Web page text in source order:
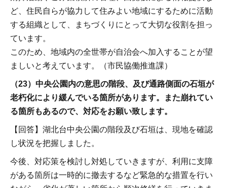
ど、住民自らが協力して住みよい地域にするために活動
する組織として、まちづくりにとって大切な役割を担っ
ています。
このため、地域内の全世帯が自治会へ加入することが望
ましいと考えています。（市民協働推進課）
（23）中央公園内の意思の階段、及び通路側面の石垣が
老朽化により緩んでいる箇所があります。また崩れてい
る箇所もあるので、対応をお願い致します。
【回答】湖北台中央公園の階段及び石垣は、現地を確認
し状況を把握しました。
今後、対応策を検討し対処していきますが、利用に支障
がある箇所は一時的に撤去するなど緊急的な措置を行い